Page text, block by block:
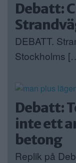
Debatt:
DEBATT.
Stockholms
Debatt:
inte ett
betong
Replik på